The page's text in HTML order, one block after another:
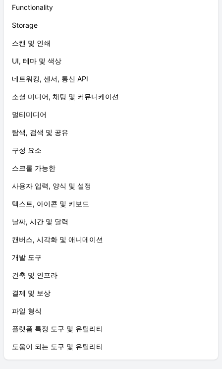
Functionality
Storage
스캔 및 인쇄
UI, 테마 및 색상
네트워킹, 센서, 통신 API
소셜 미디어, 채팅 및 커뮤니케이션
멀티미디어
탐색, 검색 및 공유
구성 요소
스크롤 가능한
사용자 입력, 양식 및 설정
텍스트, 아이콘 및 키보드
날짜, 시간 및 달력
캔버스, 시각화 및 애니메이션
개발 도구
건축 및 인프라
결제 및 보상
파일 형식
플랫폼 특정 도구 및 유틸리티
도움이 되는 도구 및 유틸리티